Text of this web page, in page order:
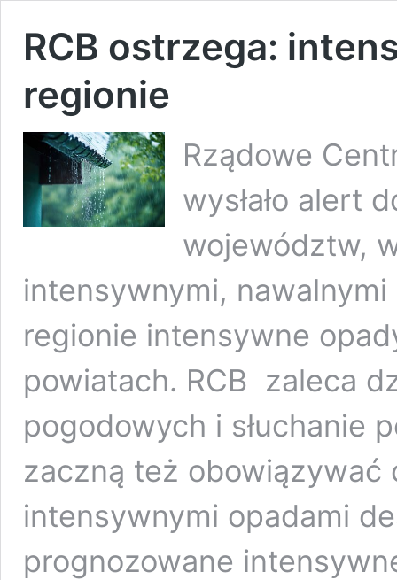
RCB ostrzega:
regionie
Rządowe
wysłało alert
województw,
intensywnymi,
regionie intensywne
powiatach. RCB zaleca
pogodowych i słuchanie
zaczną też obowiązywać
intensywnymi opadami
prognozowane